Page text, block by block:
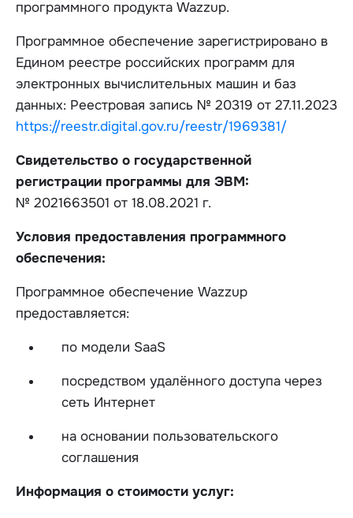
программного продукта Wazzup.
Программное обеспечение зарегистрировано в
Едином реестре российских программ для
электронных вычислительных машин и баз
данных: Реестровая запись № 20319 от 27.11.2023
https://reestr.digital.gov.ru/reestr/1969381/
Свидетельство о государственной
регистрации программы для ЭВМ:
№ 2021663501 от 18.08.2021 г.
Условия предоставления программного
обеспечения:
Программное обеспечение Wazzup
предоставляется:
по модели SaaS
посредством удалённого доступа через
сеть Интернет
на основании пользовательского
соглашения
Информация о стоимости услуг: